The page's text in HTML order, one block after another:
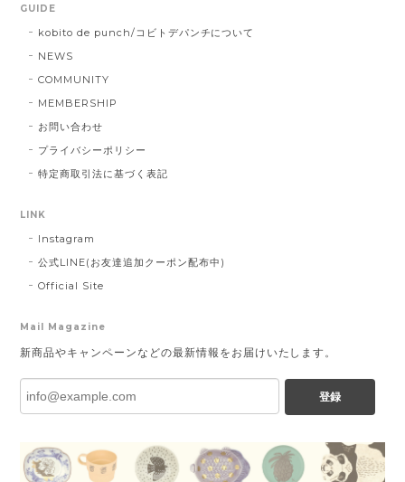
GUIDE
kobito de punch/コビトデパンチについて
NEWS
COMMUNITY
MEMBERSHIP
お問い合わせ
プライバシーポリシー
特定商取引法に基づく表記
LINK
Instagram
公式LINE(お友達追加クーポン配布中)
Official Site
Mail Magazine
新商品やキャンペーンなどの最新情報をお届けいたします。
登録